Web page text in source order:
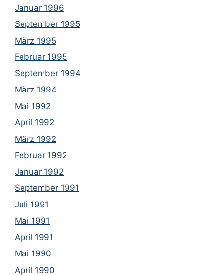
Januar 1996
September 1995
März 1995
Februar 1995
September 1994
März 1994
Mai 1992
April 1992
März 1992
Februar 1992
Januar 1992
September 1991
Juli 1991
Mai 1991
April 1991
Mai 1990
April 1990